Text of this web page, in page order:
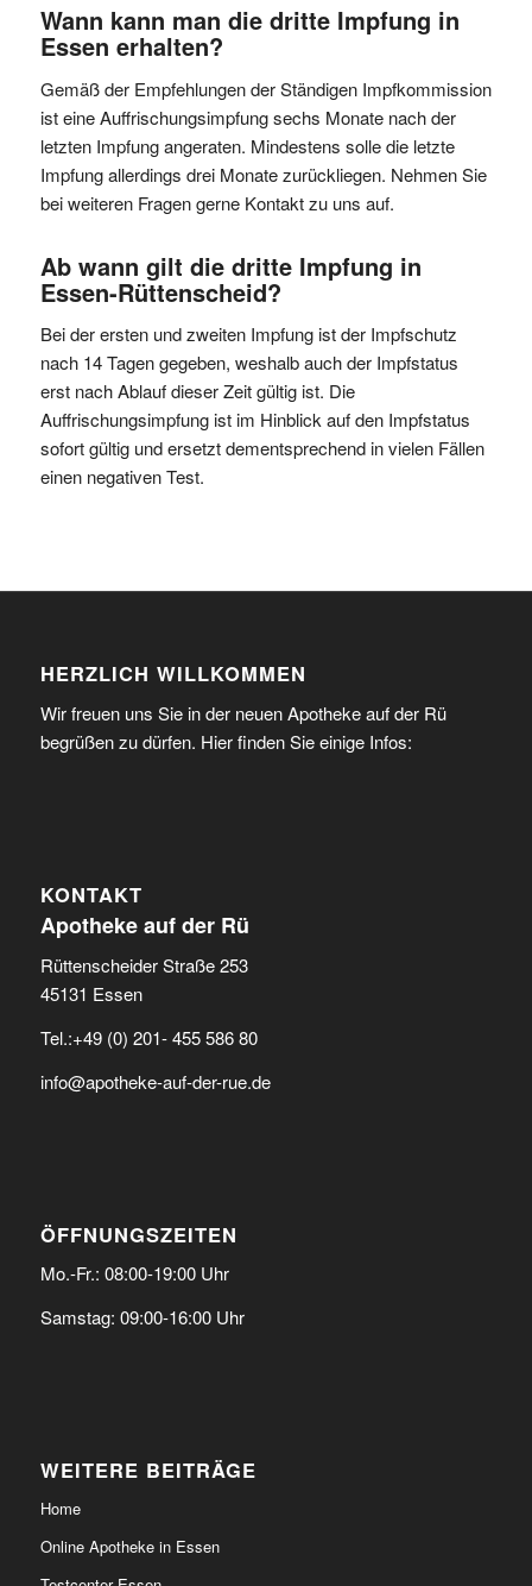
Wann kann man die dritte Impfung in
Essen erhalten?
Gemäß der Empfehlungen der Ständigen Impfkommission
ist eine Auffrischungsimpfung sechs Monate nach der
letzten Impfung angeraten. Mindestens solle die letzte
Impfung allerdings drei Monate zurückliegen. Nehmen Sie
bei weiteren Fragen gerne Kontakt zu uns auf.
Ab wann gilt die dritte Impfung in
Essen-Rüttenscheid?
Bei der ersten und zweiten Impfung ist der Impfschutz
nach 14 Tagen gegeben, weshalb auch der Impfstatus
erst nach Ablauf dieser Zeit gültig ist. Die
Auffrischungsimpfung ist im Hinblick auf den Impfstatus
sofort gültig und ersetzt dementsprechend in vielen Fällen
einen negativen Test.
HERZLICH WILLKOMMEN
Wir freuen uns Sie in der neuen Apotheke auf der Rü
begrüßen zu dürfen. Hier finden Sie einige Infos:
KONTAKT
Apotheke auf der Rü
Rüttenscheider Straße 253
45131 Essen
Tel.:+49 (0) 201- 455 586 80
info@apotheke-auf-der-rue.de
ÖFFNUNGSZEITEN
Mo.-Fr.: 08:00-19:00 Uhr
Samstag: 09:00-16:00 Uhr
WEITERE BEITRÄGE
Home
Online Apotheke in Essen